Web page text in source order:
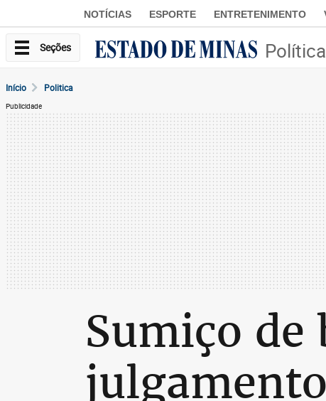
NOTÍCIAS ESPORTE ENTRETENIMENTO
Seções Política
Início Politica
Publicidade
Sumiço de